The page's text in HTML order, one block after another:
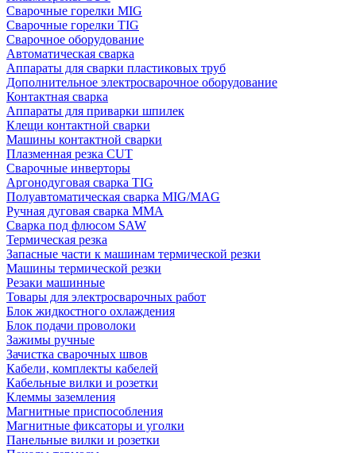
Сварочные горелки MIG
Сварочные горелки TIG
Сварочное оборудование
Автоматическая сварка
Аппараты для сварки пластиковых труб
Дополнительное электросварочное оборудование
Контактная сварка
Аппараты для приварки шпилек
Клещи контактной сварки
Машины контактной сварки
Плазменная резка CUT
Сварочные инверторы
Аргонодуговая сварка TIG
Полуавтоматическая сварка MIG/MAG
Ручная дуговая сварка MMA
Сварка под флюсом SAW
Термическая резка
Запасные части к машинам термической резки
Машины термической резки
Резаки машинные
Товары для электросварочных работ
Блок жидкостного охлаждения
Блок подачи проволоки
Зажимы ручные
Зачистка сварочных швов
Кабели, комплекты кабелей
Кабельные вилки и розетки
Клеммы заземления
Магнитные приспособления
Магнитные фиксаторы и уголки
Панельные вилки и розетки